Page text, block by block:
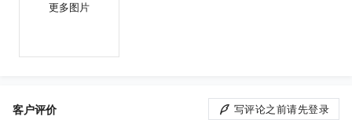
更多图片
客户评价 写评论之前请先登录